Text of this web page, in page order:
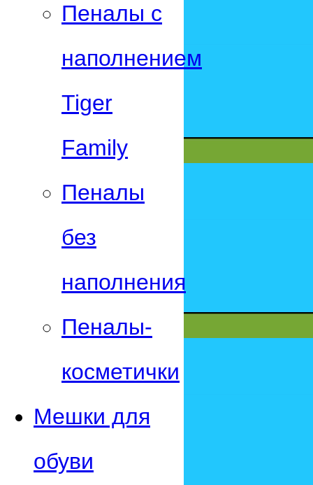
Пеналы с
наполнением
Tiger
Family
Пеналы
без
наполнения
Пеналы-
косметички
Мешки для
обуви